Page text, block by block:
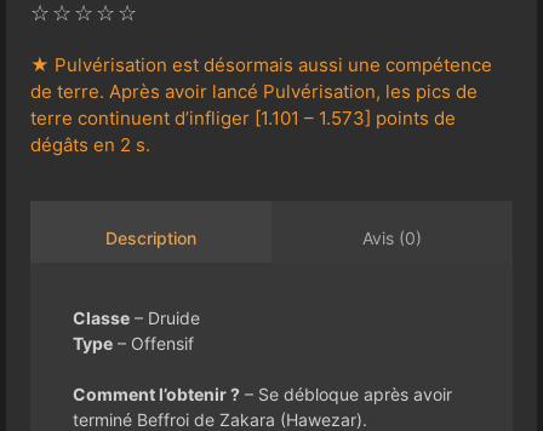
☆ ☆ ☆ ☆ ☆
★ Pulvérisation est désormais aussi une compétence
de terre. Après avoir lancé Pulvérisation, les pics de
terre continuent d’infliger [1.101 – 1.573] points de
dégâts en 2 s.
Description Avis (0)
Classe – Druide
Type – Offensif
Comment l’obtenir ? – Se débloque après avoir
terminé Beffroi de Zakara (Hawezar).